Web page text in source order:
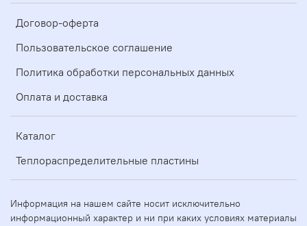
Договор-оферта
Пользовательское соглашение
Политика обработки персональных данных
Оплата и доставка
Каталог
Теплораспределительные пластины
Информация на нашем сайте носит исключительно
информационный характер и ни при каких условиях материалы